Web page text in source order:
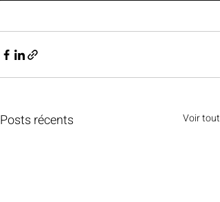
Posts récents Voir tout